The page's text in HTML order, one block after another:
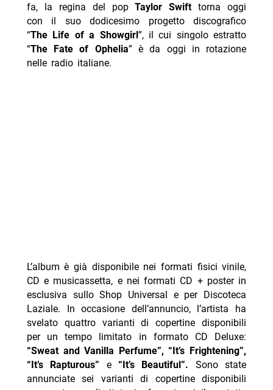
fa, la regina del popTaylor Swifttorna oggi
con il suo dodicesimo progetto discografico
“The Life of a Showgirl ”, il cui singolo estratto
“The Fate of Ophelia” è da oggi in rotazione
nelle radio italiane.
L’album è già disponibile nei formati fisici vinile,
CD e musicassetta, e nei formati CD + poster in
esclusiva sullo Shop Universal e per Discoteca
Laziale. In occasione dell’annuncio, l’artista ha
svelato quattro varianti di copertine disponibili
per un tempo limitato in formato CD Deluxe:
“Sweat and Vanilla Perfume”, “It’s Frightening”,
“It’s Rapturous” e“It’s Beautiful”. Sono state
annunciate sei varianti di copertine disponibili